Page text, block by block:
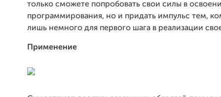
только сможете попробовать свои силы в
программирования, но и придать импульс тем,
лишь немного для первого шага в реализации
Применение